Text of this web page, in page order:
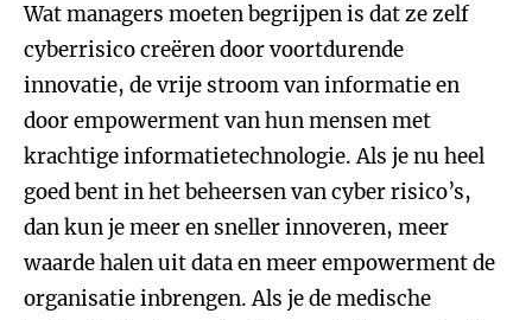
Wat managers moeten begrijpen is dat ze zelf
cyberrisico creëren door voortdurende
innovatie, de vrije stroom van informatie en
door empowerment van hun mensen met
krachtige informatietechnologie. Als je nu heel
goed bent in het beheersen van cyber risico’s,
dan kun je meer en sneller innoveren, meer
waarde halen uit data en meer empowerment de
organisatie inbrengen. Als je de medische